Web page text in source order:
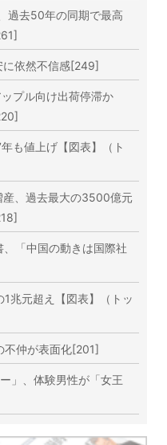
過去50年の同期で最高
に依然不信感[249]
プル向け出荷停滞か
も値上げ【図表】（ト
産、過去最大の3500億元
、「中国の動きは国際社
兆元超え【図表】（トッ
不仲が表面化[201]
」、体験男性が「女王